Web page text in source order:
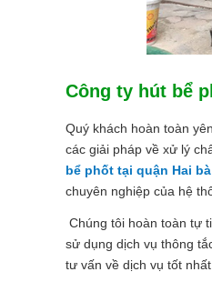
Công ty hút bể
Quý khách hoàn toàn
các giải pháp về xử lý
bể phốt tại quận Hai
chuyên nghiệp của hệ
Chúng tôi hoàn toàn tự
sử dụng dịch vụ thông
tư vấn về dịch vụ tốt nhất.